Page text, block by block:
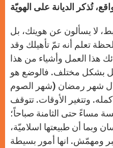
لا يسألون عن هويتك، بل
تعلم أنه تمّ تأهيلك وقد
هذا العمل وأشياء من هذا
بشكل مختلف. فالوضع هو
شهر رمضان (شهر الصوم
وتتغير الأوقات. تتوقف
مساءً حتى الثامنة صباحاً؛
وبما أن طبيعتها اسلاميّة،
ومهمّش. انها أمور بسيطة